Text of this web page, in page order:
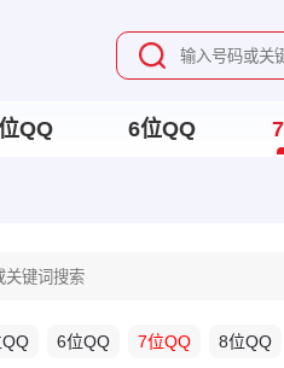
QQ 6位QQ
6位QQ 7位QQ 8位QQ